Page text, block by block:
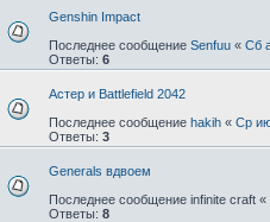
Genshin Impact
Последнее сообщение Senfuu « Сб
Ответы: 6
Астер и Battlefield 2042
Последнее сообщение hakih « Ср
Ответы: 3
Generals вдвоем
Последнее сообщение infinite craft «
Ответы: 8